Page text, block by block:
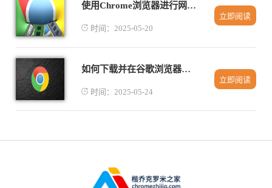
使用Chrome浏览器进行网页开发的基础教程
时间：2025-05-20
立即阅读
如何下载并在谷歌浏览器中使用视频播放插件
时间：2025-05-24
立即阅读